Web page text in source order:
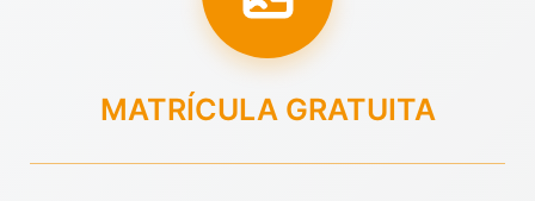
MATRÍCULA GRATUITA